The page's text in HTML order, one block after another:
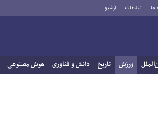
ما تبلیغات آرشیو
ورزش تاریخ دانش و فناوری هوش مصنوعی